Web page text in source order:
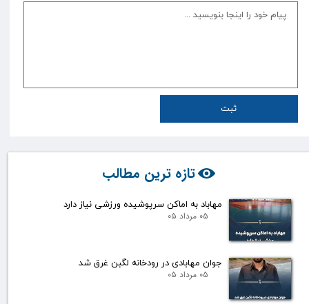
تازه ترین مطالب
مهاباد به اماکن سرپوشیده ورزشی نیاز دارد
۰۵ مرداد ۰۵
جوان مهابادی در رودخانه لگبن غرق شد
۰۵ مرداد ۰۵
ثبت